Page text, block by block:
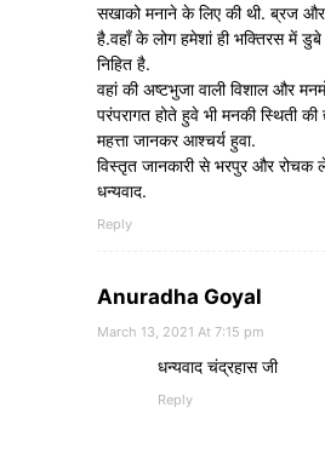
सखाको मनाने के लिए की थी. ब्रज
है.वहाँ के लोग हमेशां ही भक्तिरस में
निहित है.
वहां की अष्टभुजा वाली विशाल और
परंपरागत होते हुवे भी मनकी स्थिती की
महत्ता जानकर आश्चर्य हुवा.
विस्तृत जानकारी से भरपुर और
धन्यवाद.
Reply
Anuradha Goyal
March 13, 2021 At 7:15 pm
धन्यवाद चंद्रहास जी
Reply